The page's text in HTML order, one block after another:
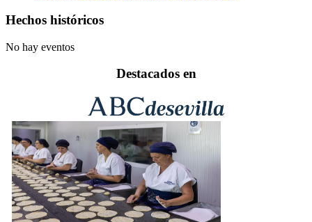
Hechos históricos
No hay eventos
Destacados en